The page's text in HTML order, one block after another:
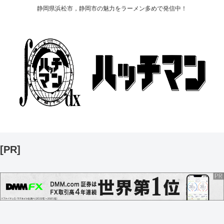
静岡県浜松市，静岡市の魅力をラーメン多めで発信中！
[PR]